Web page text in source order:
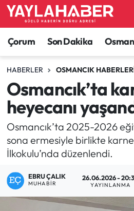
Çorum Son Dakika
HABERLER OSMANCIK
Osmancık’ta
heyecanı
Osmancık’ta 2025-2026
sona ermesiyle birlikte
İlkokulu’nda düzenlendi.
EBRU ÇALIK
MUHABIR
26.06.2026 -
YAYINLANMA
Alaca Haberleri
Bayat Haberleri
Bilgi - Keşfet Haberleri
Bilim ve Teknoloji
Boğazkale Haberleri
Çorum Son Dakika
Çorum Nöbetçi Eczaneler
Çorum Hava Durumu
Çorum Namaz Vakitleri
Çorum Trafik Yoğunluk
TFF 1.Lig Puan Durumu ve
Son Dakika Haberleri